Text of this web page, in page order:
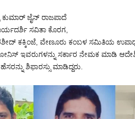
ಕುಮಾರ್ ಜೈನ್ ರಾಜಪಾದೆ
ಸವಿತಾ ಕೊರಗ,
ಕಕ್ಕಿಂಜೆ, ವೇಣೂರು ಕಂಬಳ ಸಮಿತಿಯ
ಇವರುಗಳನ್ನು ಸರ್ಕಾರ ನೇಮಕ ಮಾಡಿ
ಶಿಫಾರಸ್ಸು ಮಾಡಿದ್ದರು.